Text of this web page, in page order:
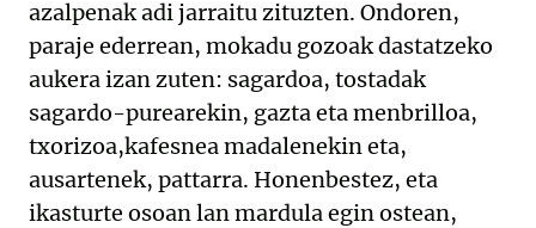
azalpenak adi jarraitu zituzten. Ondoren,
paraje ederrean, mokadu gozoak dastatzeko
aukera izan zuten: sagardoa, tostadak
sagardo-purearekin, gazta eta menbrilloa,
txorizoa,kafesnea madalenekin eta,
ausartenek, pattarra. Honenbestez, eta
ikasturte osoan lan mardula egin ostean,